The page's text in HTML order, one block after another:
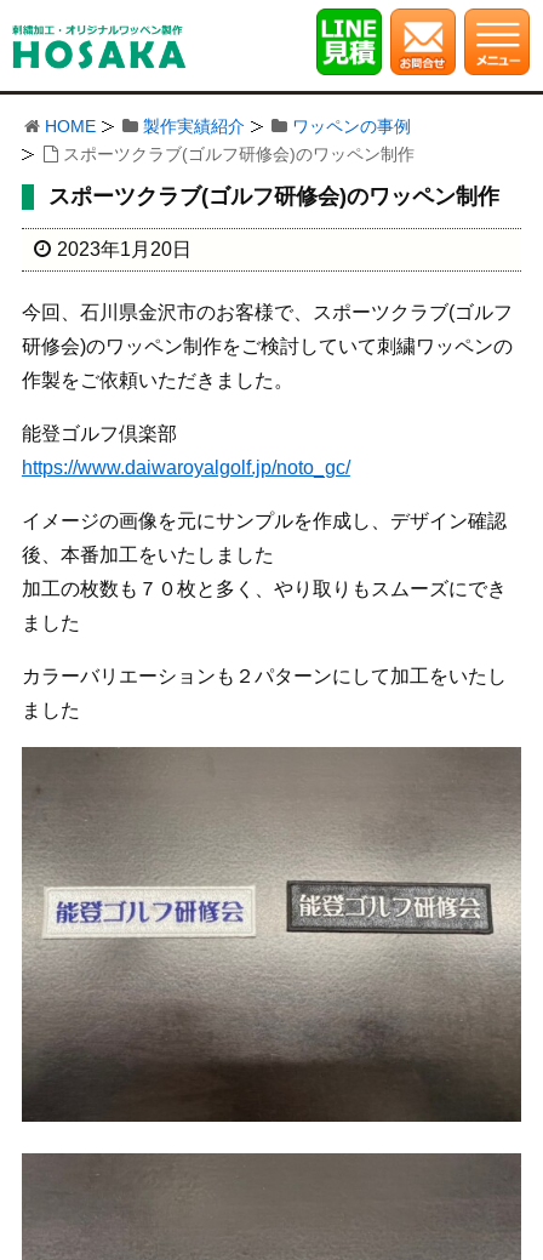
HOME 製作実績紹介
ワッペンの事例
スポーツクラブ(ゴルフ研修会)のワッペン制作
スポーツクラブ(ゴルフ研修会)のワッペン制作
2023年1月20日
今回、石川県金沢市のお客様で、スポーツクラブ(ゴルフ
研修会)のワッペン制作をご検討していて刺繍ワッペンの
作製をご依頼いただきました。
能登ゴルフ倶楽部
https://www.daiwaroyalgolf.jp/noto_gc/
イメージの画像を元にサンプルを作成し、デザイン確認
後、本番加工をいたしました
加工の枚数も７０枚と多く、やり取りもスムーズにでき
ました
カラーバリエーションも２パターンにして加工をいたし
ました